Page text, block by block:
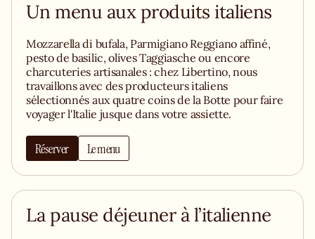
Un menu aux produits italiens
Mozzarella di bufala, Parmigiano Reggiano affiné,
pesto de basilic, olives Taggiasche ou encore
charcuteries artisanales : chez Libertino, nous
travaillons avec des producteurs italiens
sélectionnés aux quatre coins de la Botte pour faire
voyager l'Italie jusque dans votre assiette.
Réserver Le menu
La pause déjeuner à l’italienne